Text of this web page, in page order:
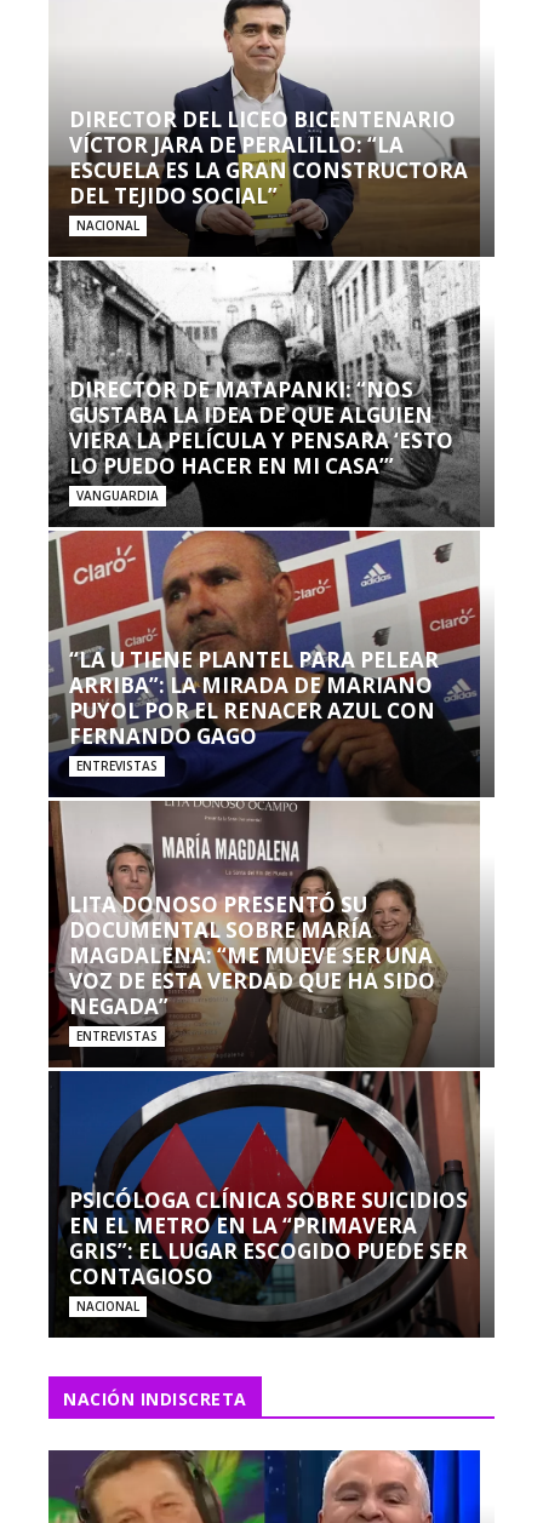
DIRECTOR DEL LICEO BICENTENARIO
VÍCTOR JARA DE PERALILLO: “LA
ESCUELA ES LA GRAN CONSTRUCTORA
DEL TEJIDO SOCIAL”
NACIONAL
DIRECTOR DE MATAPANKI: “NOS
GUSTABA LA IDEA DE QUE ALGUIEN
VIERA LA PELÍCULA Y PENSARA ‘ESTO
LO PUEDO HACER EN MI CASA’”
VANGUARDIA
“LA U TIENE PLANTEL PARA PELEAR
ARRIBA”: LA MIRADA DE MARIANO
PUYOL POR EL RENACER AZUL CON
FERNANDO GAGO
ENTREVISTAS
LITA DONOSO PRESENTÓ SU
DOCUMENTAL SOBRE MARÍA
MAGDALENA: “ME MUEVE SER UNA
VOZ DE ESTA VERDAD QUE HA SIDO
NEGADA”
ENTREVISTAS
PSICÓLOGA CLÍNICA SOBRE SUICIDIOS
EN EL METRO EN LA “PRIMAVERA
GRIS”: EL LUGAR ESCOGIDO PUEDE SER
CONTAGIOSO
NACIONAL
NACIÓN INDISCRETA